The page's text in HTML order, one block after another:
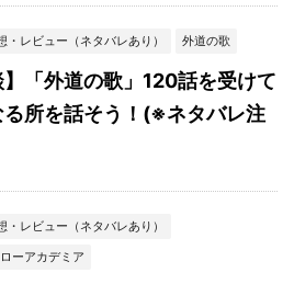
・レビュー（ネタバレあり） 外道の歌
】「外道の歌」120話を受けて
る所を話そう！(※ネタバレ注
・レビュー（ネタバレあり）
ーアカデミア